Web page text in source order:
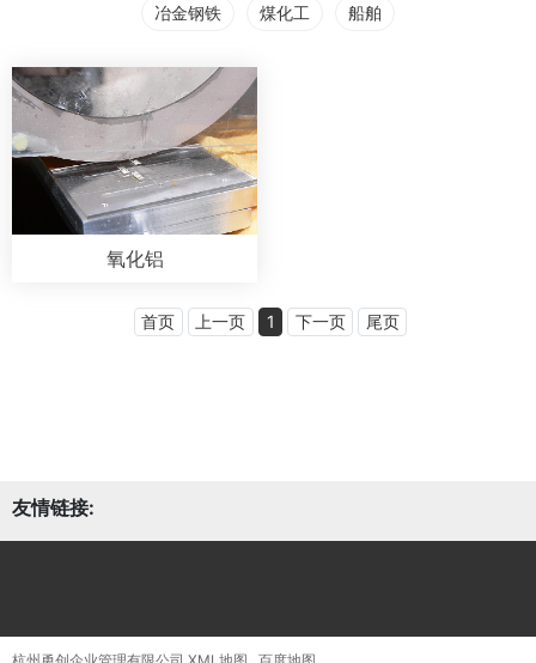
冶金钢铁 煤化工 船舶
氧化铝
首页 上一页 1 下一页 尾页
友情链接: